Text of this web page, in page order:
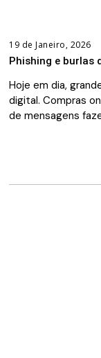
19 de Janeiro, 2026
Phishing e burlas
Hoje em dia,
digital. Compras
de mensagens